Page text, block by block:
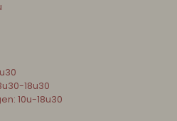
18u30
10u-18u30